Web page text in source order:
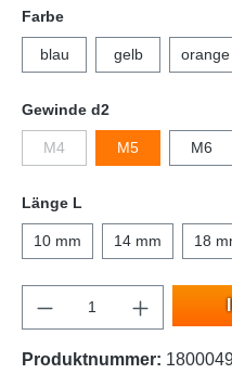
Farbe
blau gelb orange
Gewinde d2
M4 M5 M6
Länge L
10 mm 14 mm 18
Produktnummer: